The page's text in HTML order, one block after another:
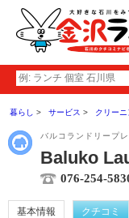
暮らし サービス クリー
バルコランドリープ
Baluko
076-254-
基本情報 クチコミ